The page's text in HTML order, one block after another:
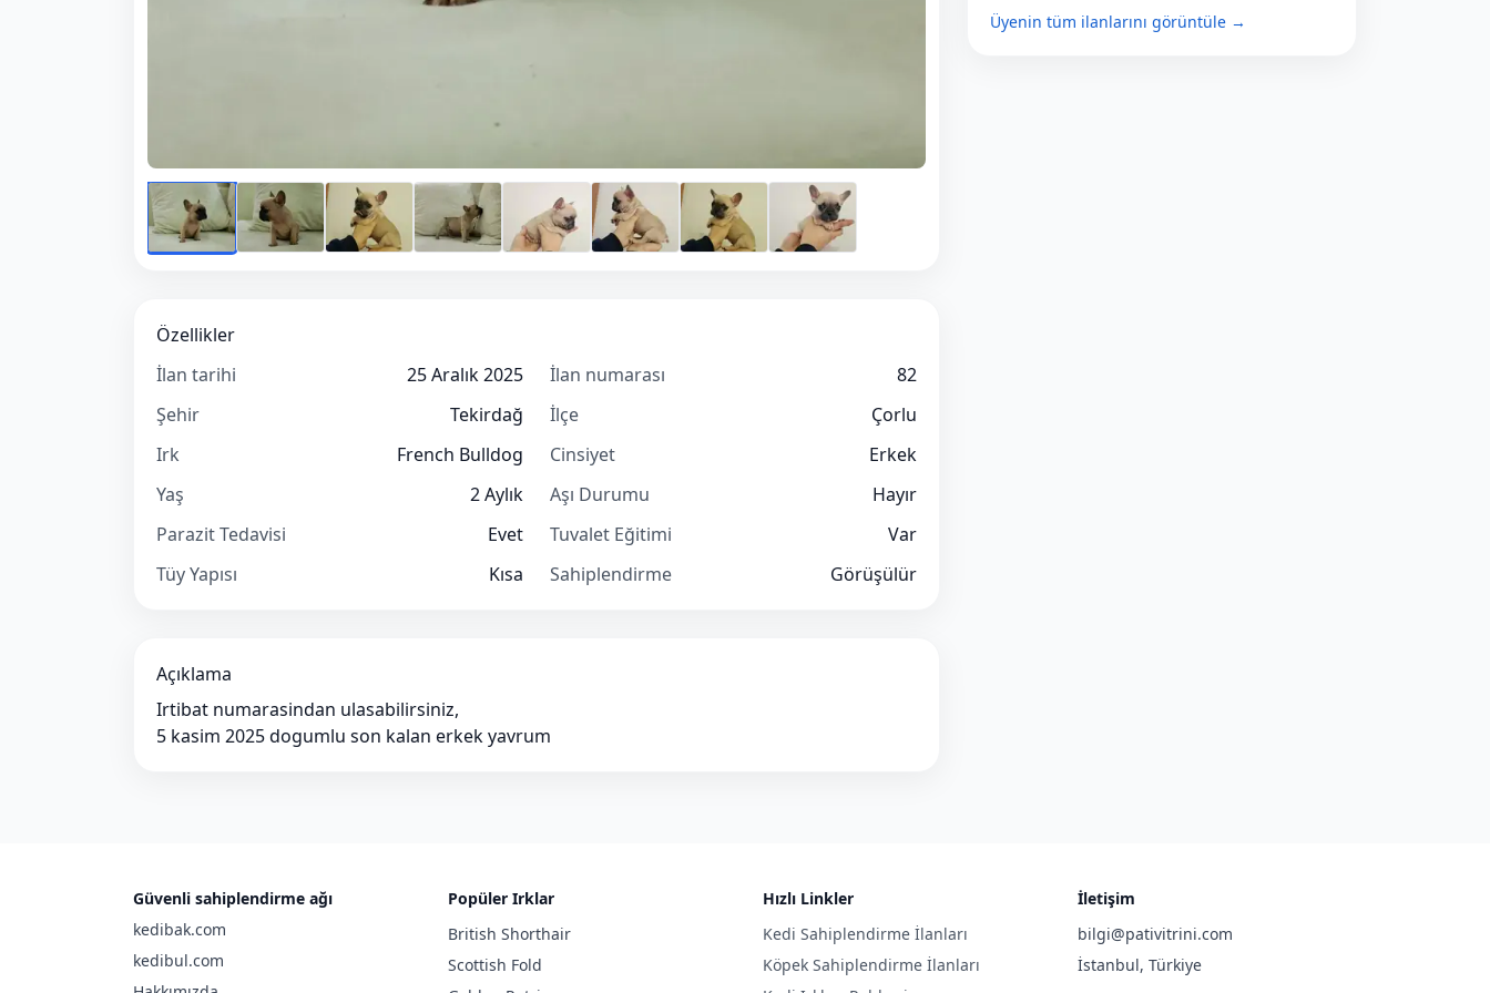
Özellikler
İlan tarihi
25 Aralık 2025 İlan numarası
82
Şehir
Tekirdağ İlçe
Çorlu
Irk
French Bulldog Cinsiyet
Erkek
Yaş
2 Aylık Aşı Durumu
Hayır
Parazit Tedavisi
Evet Tuvalet Eğitimi
Var
Tüy Yapısı
Kısa Sahiplendirme Görüşülür
Açıklama
Irtibat numarasindan ulasabilirsiniz,
5 kasim 2025 dogumlu son kalan erkek yavrum
Üyenin tüm ilanlarını görüntüle →
Güvenli sahiplendirme ağı
kedibak.com
kedibul.com
Popüler Irklar
British Shorthair
Scottish Fold
Hızlı Linkler
Kedi Sahiplendirme İlanları
Köpek Sahiplendirme İlanları
İletişim
bilgi@pativitrini.com
İstanbul, Türkiye